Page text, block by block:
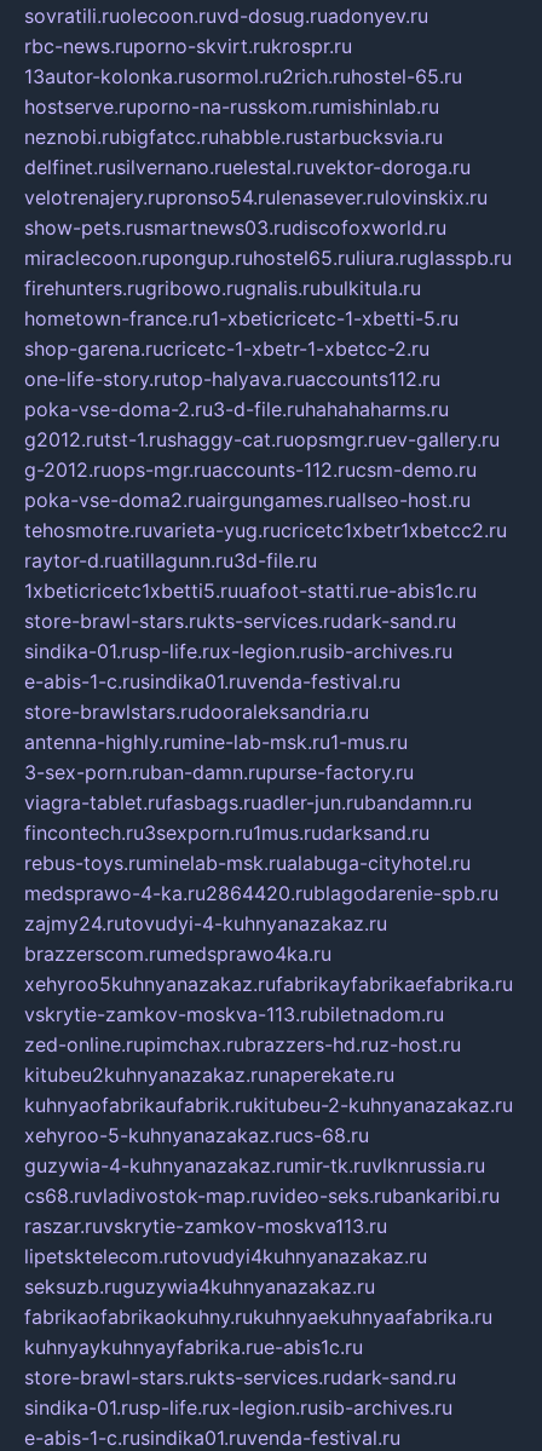
sovratili.ruolecoon.ruvd-dosug.ruadonyev.ru
rbc-news.ruporno-skvirt.rukrospr.ru
13autor-kolonka.rusormol.ru2rich.ruhostel-65.ru
hostserve.ruporno-na-russkom.rumishinlab.ru
neznobi.rubigfatcc.ruhabble.rustarbucksvia.ru
delfinet.rusilvernano.ruelestal.ruvektor-doroga.ru
velotrenajery.rupronso54.rulenasever.rulovinskix.ru
show-pets.rusmartnews03.rudiscofoxworld.ru
miraclecoon.rupongup.ruhostel65.ruliura.ruglasspb.ru
firehunters.rugribowo.rugnalis.rubulkitula.ru
hometown-france.ru1-xbeticricetc-1-xbetti-5.ru
shop-garena.rucricetc-1-xbetr-1-xbetcc-2.ru
one-life-story.rutop-halyava.ruaccounts112.ru
poka-vse-doma-2.ru3-d-file.ruhahahaharms.ru
g2012.rutst-1.rushaggy-cat.ruopsmgr.ruev-gallery.ru
g-2012.ruops-mgr.ruaccounts-112.rucsm-demo.ru
poka-vse-doma2.ruairgungames.ruallseo-host.ru
tehosmotre.ruvarieta-yug.rucricetc1xbetr1xbetcc2.ru
raytor-d.ruatillagunn.ru3d-file.ru
1xbeticricetc1xbetti5.ruuafoot-statti.rue-abis1c.ru
store-brawl-stars.rukts-services.rudark-sand.ru
sindika-01.rusp-life.rux-legion.rusib-archives.ru
e-abis-1-c.rusindika01.ruvenda-festival.ru
store-brawlstars.rudooraleksandria.ru
antenna-highly.rumine-lab-msk.ru1-mus.ru
3-sex-porn.ruban-damn.rupurse-factory.ru
viagra-tablet.rufasbags.ruadler-jun.rubandamn.ru
fincontech.ru3sexporn.ru1mus.rudarksand.ru
rebus-toys.ruminelab-msk.rualabuga-cityhotel.ru
medsprawo-4-ka.ru2864420.rublagodarenie-spb.ru
zajmy24.rutovudyi-4-kuhnyanazakaz.ru
brazzerscom.rumedsprawo4ka.ru
xehyroo5kuhnyanazakaz.rufabrikayfabrikaefabrika.ru
vskrytie-zamkov-moskva-113.rubiletnadom.ru
zed-online.rupimchax.rubrazzers-hd.ruz-host.ru
kitubeu2kuhnyanazakaz.runaperekate.ru
kuhnyaofabrikaufabrik.rukitubeu-2-kuhnyanazakaz.ru
xehyroo-5-kuhnyanazakaz.rucs-68.ru
guzywia-4-kuhnyanazakaz.rumir-tk.ruvlknrussia.ru
cs68.ruvladivostok-map.ruvideo-seks.rubankaribi.ru
raszar.ruvskrytie-zamkov-moskva113.ru
lipetsktelecom.rutovudyi4kuhnyanazakaz.ru
seksuzb.ruguzywia4kuhnyanazakaz.ru
fabrikaofabrikaokuhny.rukuhnyaekuhnyaafabrika.ru
kuhnyaykuhnyayfabrika.rue-abis1c.ru
store-brawl-stars.rukts-services.rudark-sand.ru
sindika-01.rusp-life.rux-legion.rusib-archives.ru
e-abis-1-c.rusindika01.ruvenda-festival.ru